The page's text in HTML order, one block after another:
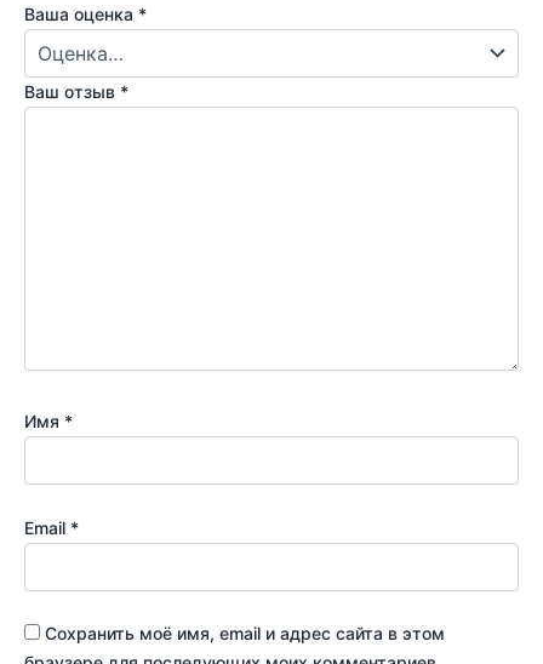
Ваша оценка *
Ваш отзыв *
Имя *
Email *
Сохранить моё имя, email и адрес сайта в этом